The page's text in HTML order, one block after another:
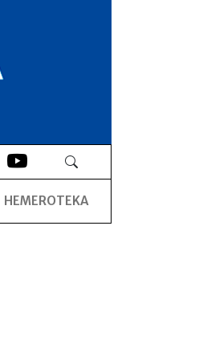
irekiko dairekiko da
berrian irekiko da
Lehio berrian irekiko da
HEMEROTEKA